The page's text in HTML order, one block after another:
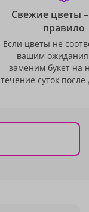
Свежие цветы
правило
Если цветы не
вашим
заменим букет на
течение суток после